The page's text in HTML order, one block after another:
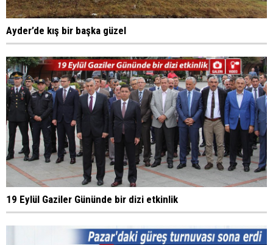
Ayder’de kış bir başka güzel
19 Eylül Gaziler Gününde bir dizi etkinlik